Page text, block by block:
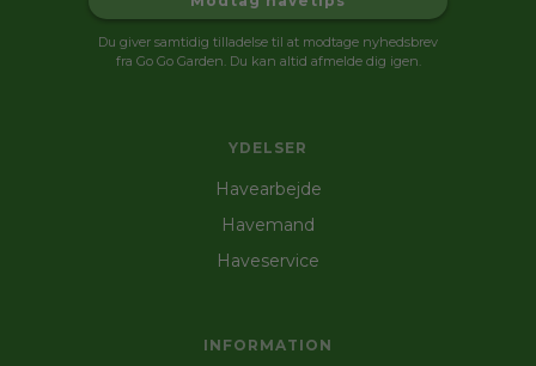
YDELSER
Havearbejde
Havemand
Haveservice
INFORMATION
Du giver samtidig tilladelse til at modtage nyhedsbrev
fra Go Go Garden. Du kan altid afmelde dig igen.